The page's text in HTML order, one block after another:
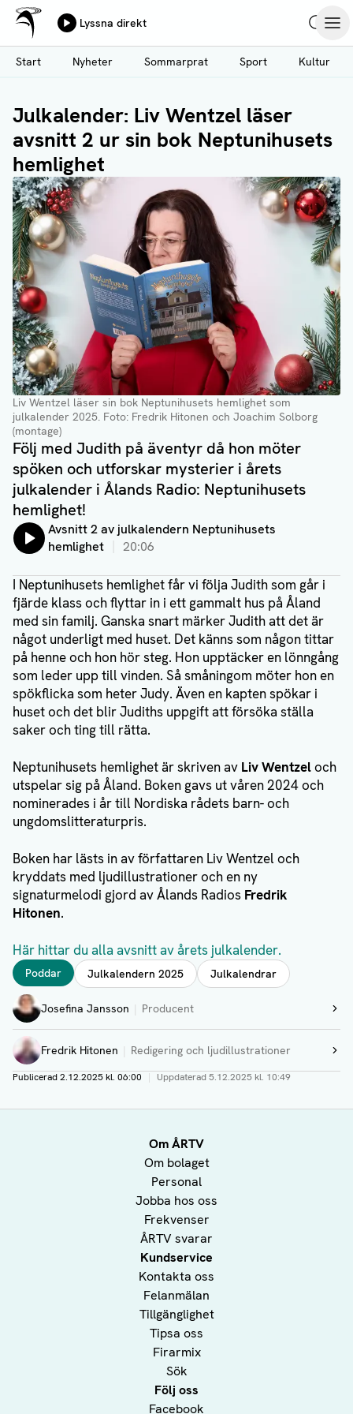
Hoppa
till
huvudinnehåll
Ålands Radio & TV
Lyssna direkt
Start
Nyheter Sommarprat Sport Kultur
Julkalender: Liv Wentzel läser
avsnitt 2 ur sin bok Neptunihusets
hemlighet
Liv Wentzel läser sin bok Neptunihusets hemlighet som
julkalender 2025. Foto: Fredrik Hitonen och Joachim Solborg
(montage)
Följ med Judith på äventyr då hon möter
spöken och utforskar mysterier i årets
julkalender i Ålands Radio: Neptunihusets
hemlighet!
Lyssna på:
Avsnitt 2 av julkalendern Neptunihusets
hemlighet
20:06
I Neptunihusets hemlighet får vi följa Judith som går i
fjärde klass och flyttar in i ett gammalt hus på Åland
med sin familj. Ganska snart märker Judith att det är
något underligt med huset. Det känns som någon tittar
på henne och hon hör steg. Hon upptäcker en lönngång
som leder upp till vinden. Så småningom möter hon en
spökflicka som heter Judy. Även en kapten spökar i
huset och det blir Judiths uppgift att försöka ställa
saker och ting till rätta.
Neptunihusets hemlighet är skriven av Liv Wentzeloch
utspelar sig på Åland. Boken gavs ut våren 2024 och
nominerades i år till Nordiska rådets barn- och
ungdomslitteraturpris.
Boken har lästs in av författaren Liv Wentzel och
kryddats med ljudillustrationer och en ny
signaturmelodi gjord av Ålands Radios Fredrik
Hitonen.
Här hittar du alla avsnitt av årets julkalender.
Taggar
Poddar Julkalendern 2025 Julkalendrar
Författare
Josefina Jansson Producent
Visa profil
Fredrik Hitonen Redigering och ljudillustrationer
Visa profil
Publicerad2.12.2025 kl. 06:00 | Uppdaterad5.12.2025 kl. 10:49
Om ÅRTV
Om bolaget
Personal
Jobba hos oss
Frekvenser
ÅRTV svarar
Kundservice
Kontakta oss
Felanmälan
Tillgänglighet
Tipsa oss
Firarmix
Sök
Följ oss
Facebook